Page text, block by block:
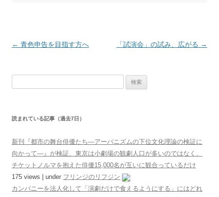
投稿ナビゲーション
← 青色申告を目指す方へ 「試演会」の試み、広がる →
読まれている記事（過去7日）
新刊『都市の舞台俳優たち―アーバニズムの下位文化理論の検証に
向かって―』が検証、東京は小劇場の観劇人口が多いのではなく、
チケットノルマを抱えた俳優15,000名が互いに観合っているだけ
175 views
under フリンジのリフジン
カンパニーを法人化して「演劇だけで食えるようにする」にはどれ